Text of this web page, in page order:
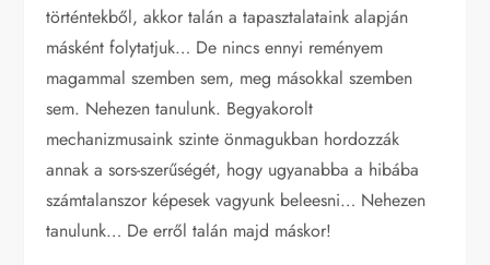
történtekből, akkor talán a tapasztalataink alapján
másként folytatjuk… De nincs ennyi reményem
magammal szemben sem, meg másokkal szemben
sem. Nehezen tanulunk. Begyakorolt
mechanizmusaink szinte önmagukban hordozzák
annak a sors-szerűségét, hogy ugyanabba a hibába
számtalanszor képesek vagyunk beleesni… Nehezen
tanulunk… De erről talán majd máskor!